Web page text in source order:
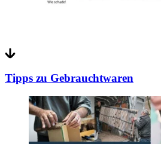
Tipps zu Gebrauchtwaren